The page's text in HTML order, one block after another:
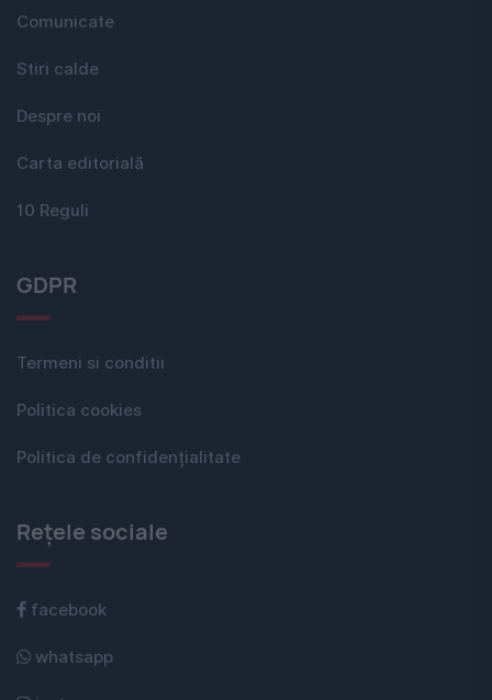
Comunicate
Stiri calde
Despre noi
Carta editorială
10 Reguli
GDPR
Termeni si conditii
Politica cookies
Politica de confidențialitate
Rețele sociale
facebook
whatsapp